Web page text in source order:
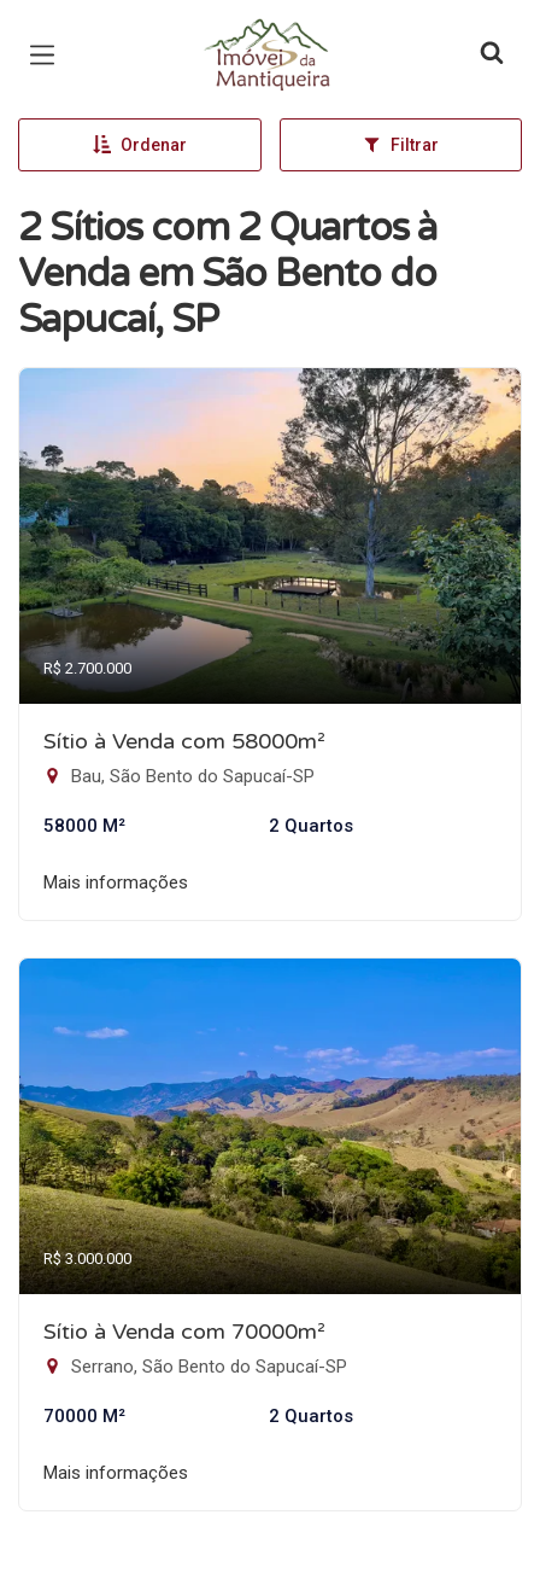
Página inicial
Ordenar Filtrar
2 Sítios com 2 Quartos à
Venda em São Bento do
Sapucaí, SP
R$ 2.700.000
Sítio à Venda com 58000m²
Bau, São Bento do Sapucaí-SP
58000 M² 2 Quartos
Mais informações
R$ 3.000.000
Sítio à Venda com 70000m²
Serrano, São Bento do Sapucaí-SP
70000 M² 2 Quartos
Mais informações